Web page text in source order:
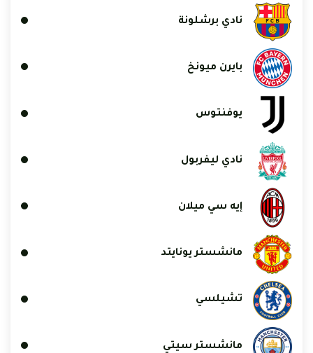
نادي برشلونة
بايرن ميونخ
يوفنتوس
نادي ليفربول
إيه سي ميلان
مانشستر يونايتد
تشيلسي
مانشستر سيتي